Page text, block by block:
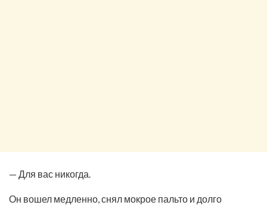
— Для вас никогда.
Он вошел медленно, снял мокрое пальто и долго